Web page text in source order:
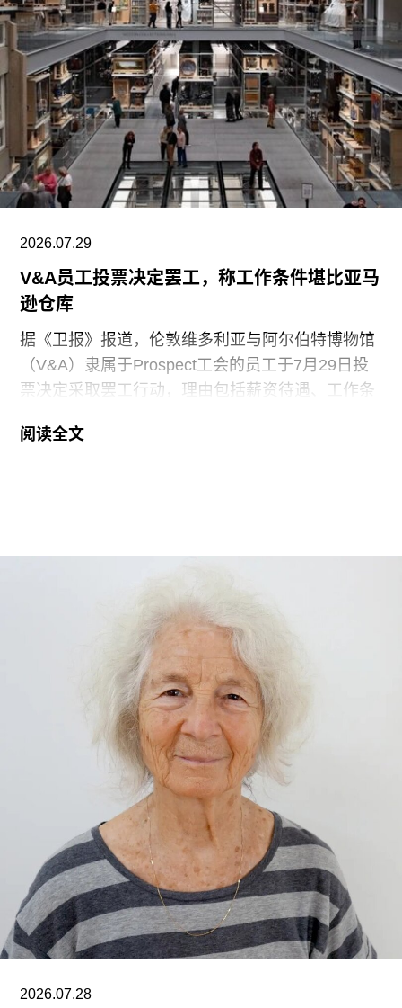
2026.07.29
V&A员工投票决定罢工，称工作条件堪比亚马
逊仓库
据《卫报》报道，伦敦维多利亚与阿尔伯特博物馆
（V&A）隶属于Prospect工会的员工于7月29日投
票决定采取罢工行动，理由包括薪资待遇、工作条
地区共运营四家博物馆，包括南肯辛顿的V&A博物
藏库的员工100%投票支持罢工行动。
V&A东馆典藏库于2025年5月开放，向公众展示了
数千件尚未在其他场馆展出的藏品。负责馆内“预约
展品”项目的员工必须全程陪同调取馆藏，只有在另
一位同事到岗接替后，才能去洗手间。与他们服务
的公众一样，这些员工也不允许将食物或饮料带入
主展厅或储藏区。
“这种展示我们文化遗产的创新模式，竟是由那些连
上厕所或喝口水都得不到充分保障的员工来实现
的，”Prospect工会秘书长迈克·克兰西（Mike
Clancy）告诉《卫报》。“如果参观者得知，工会一
直反对的那些存在于亚马逊等企业的劳动实践，竟
然也存在于一家国际知名的文化机构时，他们一定
会感到震惊。”
V&A东馆典藏库的员工正在争取两次各15分钟的带
阅读全文
2026.07.28